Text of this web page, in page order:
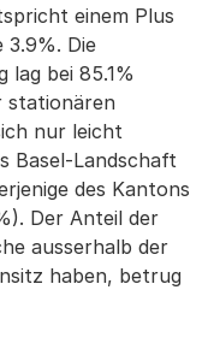
einem Plus
3.9%. Die
bei 85.1%
stationären
nur leicht
Basel-Landschaft
des Kantons
Der Anteil der
ausserhalb der
haben, betrug